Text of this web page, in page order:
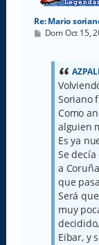
Re: Mario
M
Dom Oct 15,
Soriano
Como
alguien
Es ya
Se
a
que
Será
muy
Eibar, y